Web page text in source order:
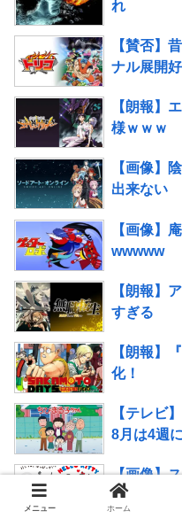
れ
【賛否】
ナル展開
【朗報】
様ｗｗｗ
【画像】
出来ない
【画像】
wwwww
【朗報】
すぎる
【朗報】
化！
【テレビ
8月は4週
【画像】
ティとコ
メニュー ホーム